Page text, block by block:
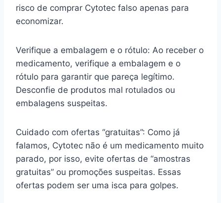
risco de comprar Cytotec falso apenas para
economizar.
Verifique a embalagem e o rótulo: Ao receber o
medicamento, verifique a embalagem e o
rótulo para garantir que pareça legítimo.
Desconfie de produtos mal rotulados ou
embalagens suspeitas.
Cuidado com ofertas “gratuitas”: Como já
falamos, Cytotec não é um medicamento muito
parado, por isso, evite ofertas de “amostras
gratuitas” ou promoções suspeitas. Essas
ofertas podem ser uma isca para golpes.